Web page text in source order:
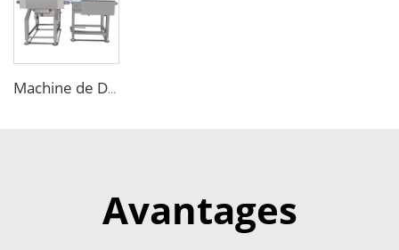
Machine de Détection par Rayons X Industrielle pour la Recherche d'Objets Étrangers dans les Aliments
Avantages